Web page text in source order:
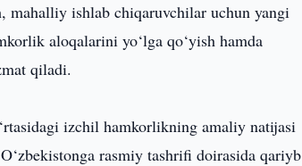
ishlab chiqaruvchilar uchun yangi
aloqalarini yo‘lga qo‘yish hamda
qiladi.
izchil hamkorlikning amaliy natijasi
rasmiy tashrifi doirasida qariyb